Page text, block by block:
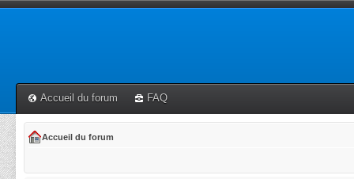
Accueil du forum FAQ
Accueil du forum